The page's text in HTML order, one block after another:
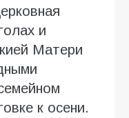
и
Матери
к осени.